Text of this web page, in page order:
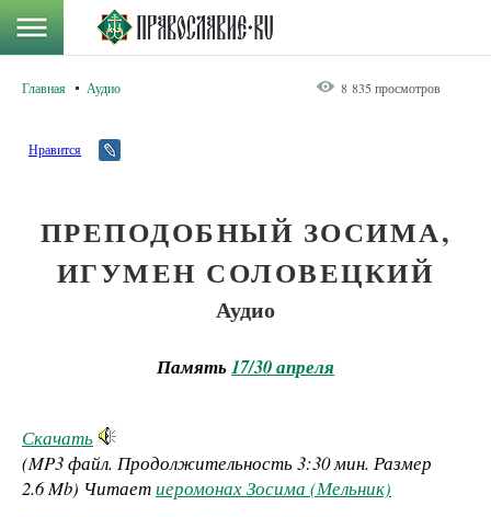
Главная Аудио 8 835 просмотров
Нравится
ПРЕПОДОБНЫЙ ЗОСИМА,
ИГУМЕН СОЛОВЕЦКИЙ
Аудио
Память17/30 апреля
Скачать
(MP3 файл. Продолжительность3:30 мин. Размер
2.6 Mb) Читаетиеромонах Зосима (Мельник)